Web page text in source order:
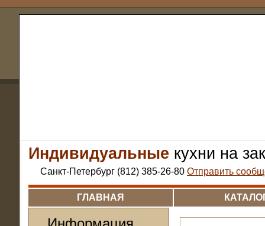
Индивидуальные кухни на
Санкт-Петербург (812) 385-26-80 Отправить
ГЛАВНАЯ